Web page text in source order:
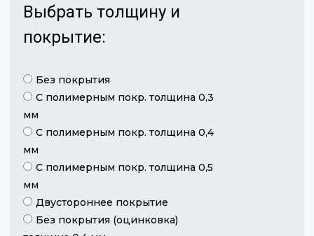
Выбрать толщину и
покрытие:
Без покрытия
С полимерным покр. толщина 0,3
мм
С полимерным покр. толщина 0,4
мм
С полимерным покр. толщина 0,5
мм
Двустороннее покрытие
Без покрытия (оцинковка)